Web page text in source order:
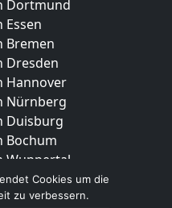
Dortmund
Bremen
Dresden
Hannover
Nürnberg
Duisburg
Bochum
Wuppertal
Bielefeld
Bonn
Cookies um die
zu verbessern.